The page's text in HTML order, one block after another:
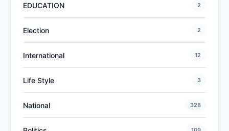
EDUCATION 2
Election 2
International 12
Life Style 3
National 328